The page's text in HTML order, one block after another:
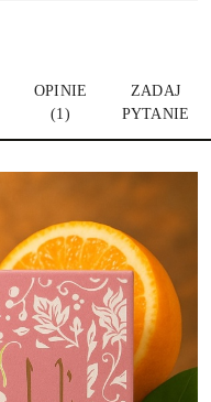
OPINIE
(1)
ZADAJ
PYTANIE